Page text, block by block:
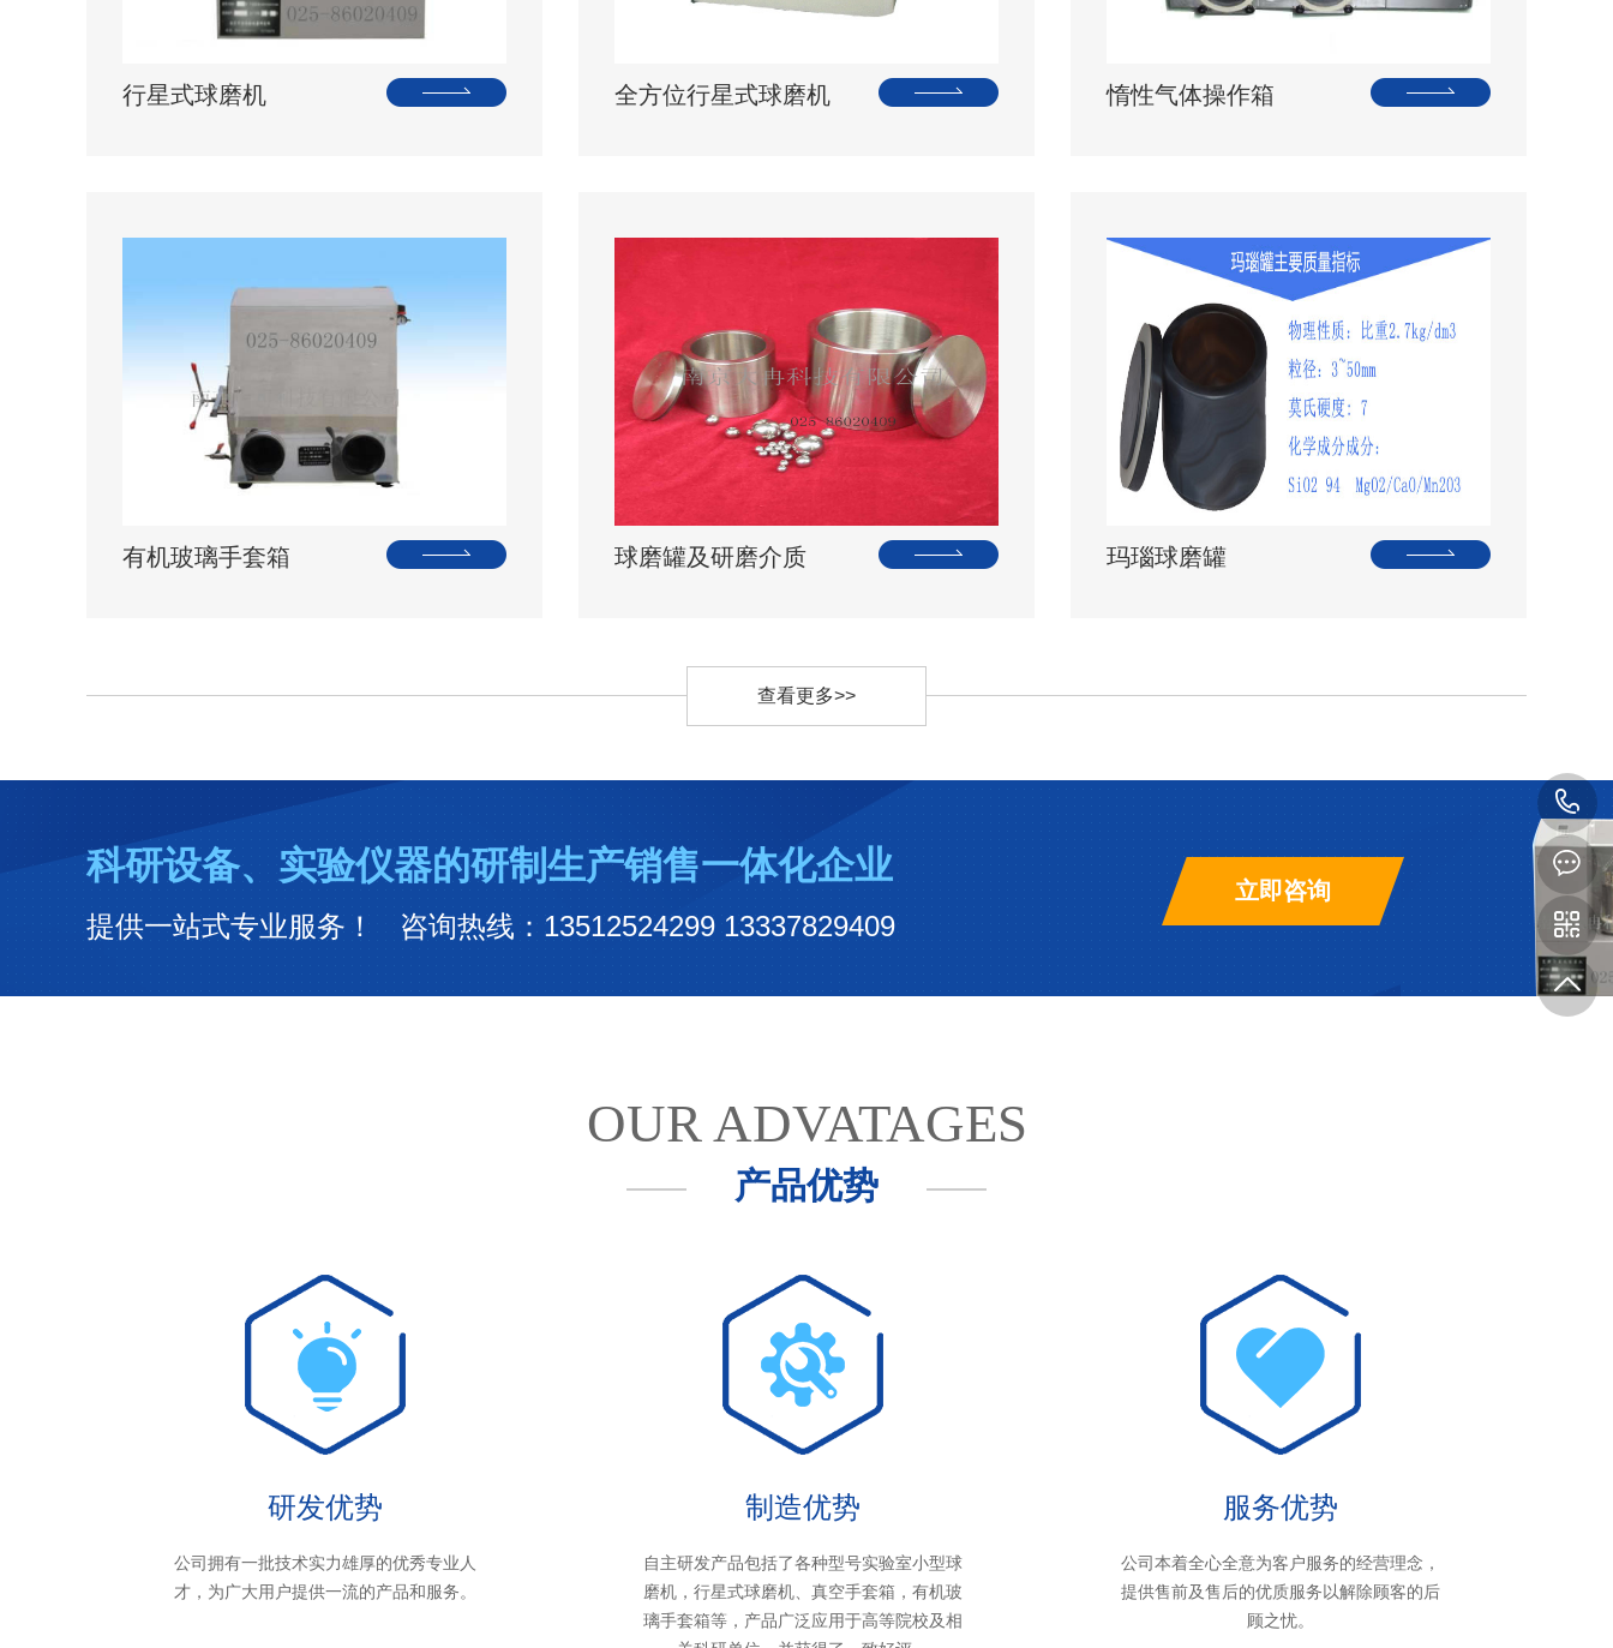
行星式球磨机 全方位行星式球磨机 惰性气体操作箱
有机玻璃手套箱 球磨罐及研磨介质 玛瑙球磨罐
查看更多>>
科研设备、实验仪器的研制生产销售一体化企业
提供一站式专业服务！ 咨询热线：13512524299 13337829409
立即咨询
OUR ADVATAGES
产品优势
研发优势
公司拥有一批技术实力雄厚的优秀专业人
才，为广大用户提供一流的产品和服务。
制造优势
自主研发产品包括了各种型号实验室小型球
磨机，行星式球磨机、真空手套箱，有机玻
璃手套箱等，产品广泛应用于高等院校及相
服务优势
公司本着全心全意为客户服务的经营理念，
提供售前及售后的优质服务以解除顾客的后
顾之忧。